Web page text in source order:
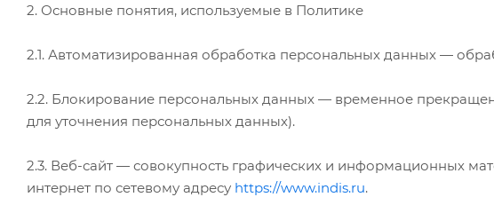
2. Основные понятия, используемые в Политике
2.1. Автоматизированная обработка персональных данных —
2.2. Блокирование персональных данных — временное
для уточнения персональных данных).
2.3. Веб-сайт — совокупность графических и информационных
интернет по сетевому адресу https://www.indis.ru.